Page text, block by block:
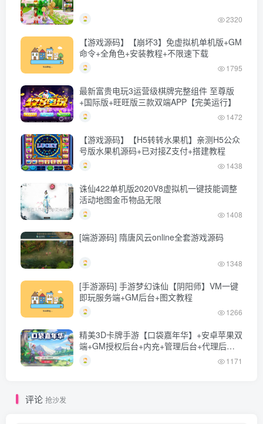
2320
【游戏源码】【崩坏3】免虚拟机单机版+GM
命令+全角色+安装教程+不限速下载
1795
最新富贵电玩3运营级棋牌完整组件 至尊版
+国际版+旺旺版三款双端APP【完美运行】
1472
【游戏源码】【H5转转水果机】亲测H5公众
号版水果机源码+已对接Z支付+搭建教程
1438
诛仙422单机版2020V8虚拟机一键技能调整
活动地图金币物品无限
1408
[端游源码] 隋唐风云online全套游戏源码
1348
[手游源码] 手游梦幻诛仙【阴阳师】VM一键
即玩服务端+GM后台+图文教程
1266
精美3D卡牌手游【口袋嘉年华】+安卓苹果双
端+GM授权后台+内充+管理后台+代理后台
+Linux一键全自动搭建脚本+Linux手工服务
1171
评论 抢沙发